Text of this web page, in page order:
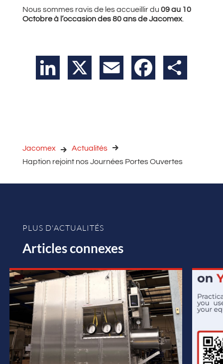
Nous sommes ravis de les accueillir du 09 au 10
Octobre à l’occasion des 80 ans de Jacomex.
LinkedIn Email Facebook
Jacomex
Actualités
Haption rejoint nos Journées Portes Ouvertes
PLUS D'ACTUALITÉS
Articles connexes